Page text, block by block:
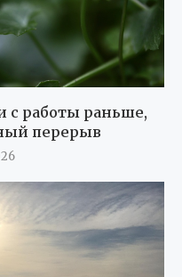
с работы раньше,
перерыв